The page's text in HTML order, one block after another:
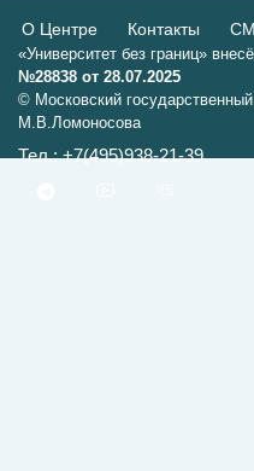
О Центре Контакты
«Университет без границ»
№28838 от 28.07.2025
© Московский
М.В.Ломоносова
Тел.: +7(495)938-21-39